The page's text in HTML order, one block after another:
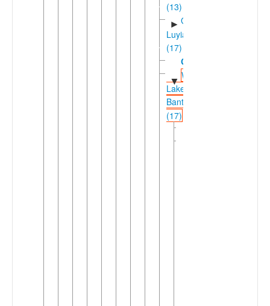
(13)
► Greater
Luyia
(17)
Gungu
▼
Western
Lakes
Bantu
(17)